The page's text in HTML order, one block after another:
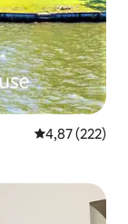
4,87 de uma
4,87 (222)